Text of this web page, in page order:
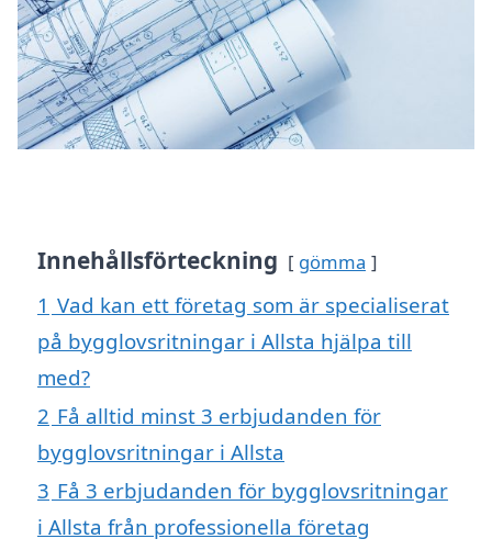
Innehållsförteckning gömma
1 Vad kan ett företag som är specialiserat
på bygglovsritningar i Allsta hjälpa till
med?
2 Få alltid minst 3 erbjudanden för
bygglovsritningar i Allsta
3 Få 3 erbjudanden för bygglovsritningar
i Allsta från professionella företag